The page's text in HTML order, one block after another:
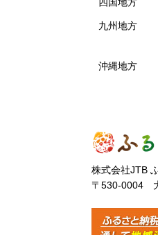
九州地方
沖縄地方
株式会社JTB
〒530-0004